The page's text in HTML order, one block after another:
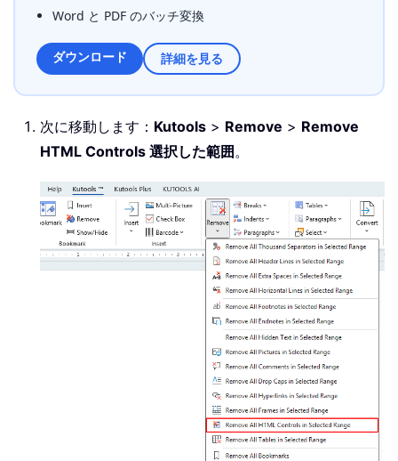
Word と PDF のバッチ変換
ダウンロード 詳細を見る
次に移動します： Kutools > Remove > Remove
HTML Controls 選択した範囲。